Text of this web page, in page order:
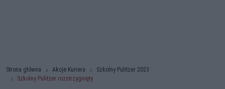
Strona główna Akcje Kuriera
Szkolny Pulitzer 2023
Szkolny Pulitzer rozstrzygnięty